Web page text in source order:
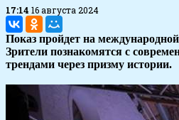
17:14 16 августа 2024
Показ пройдет на
Зрители познакомятся с
трендами через призму истории.